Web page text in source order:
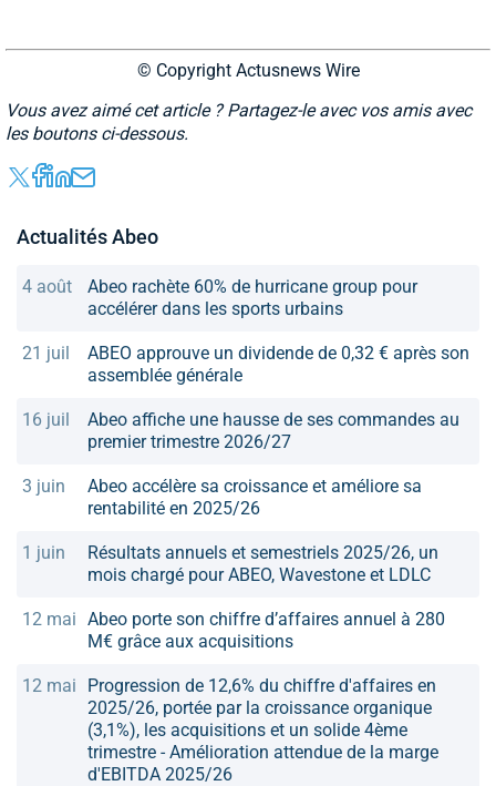
© Copyright Actusnews Wire
Vous avez aimé cet article ? Partagez-le avec vos amis avec
les boutons ci-dessous.
Actualités Abeo
4 août
Abeo rachète 60% de hurricane group pour
accélérer dans les sports urbains
21 juil
ABEO approuve un dividende de 0,32 € après son
assemblée générale
16 juil
Abeo affiche une hausse de ses commandes au
premier trimestre 2026/27
3 juin
Abeo accélère sa croissance et améliore sa
rentabilité en 2025/26
1 juin
Résultats annuels et semestriels 2025/26, un
mois chargé pour ABEO, Wavestone et LDLC
12 mai Abeo porte son chiffre d’affaires annuel à 280
M€ grâce aux acquisitions
12 mai
Progression de 12,6% du chiffre d'affaires en
2025/26, portée par la croissance organique
(3,1%), les acquisitions et un solide 4ème
trimestre - Amélioration attendue de la marge
d'EBITDA 2025/26